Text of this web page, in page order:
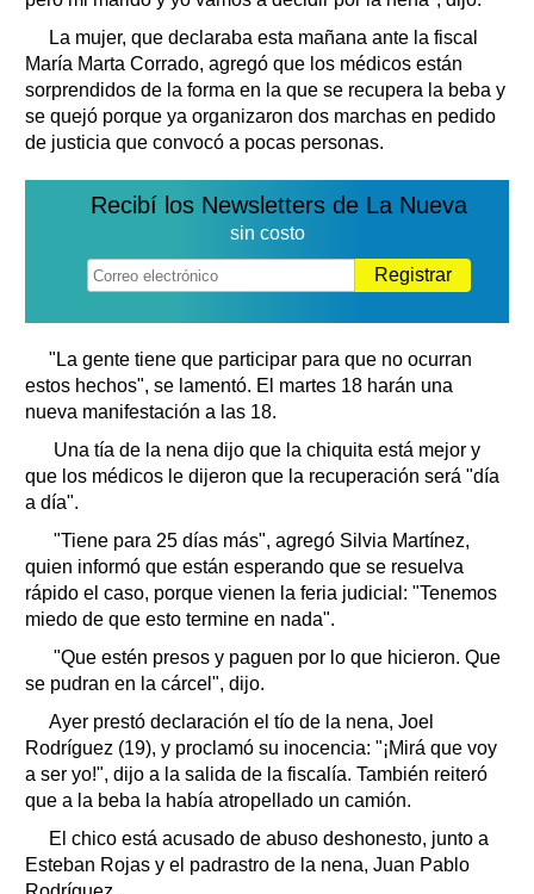
Loterías
Datos Útiles
Fúnebres
Edictos
Teléfonos de urgencia
La mujer, que declaraba esta mañana ante la fiscal
María Marta Corrado, agregó que los médicos están
sorprendidos de la forma en la que se recupera la beba y
se quejó porque ya organizaron dos marchas en pedido
de justicia que convocó a pocas personas.
Recibí los Newsletters de La Nueva
sin costo
Registrar
"La gente tiene que participar para que no ocurran
estos hechos", se lamentó. El martes 18 harán una
nueva manifestación a las 18.
Una tía de la nena dijo que la chiquita está mejor y
que los médicos le dijeron que la recuperación será "día
a día".
"Tiene para 25 días más", agregó Silvia Martínez,
quien informó que están esperando que se resuelva
rápido el caso, porque vienen la feria judicial: "Tenemos
miedo de que esto termine en nada".
"Que estén presos y paguen por lo que hicieron. Que
se pudran en la cárcel", dijo.
Ayer prestó declaración el tío de la nena, Joel
Rodríguez (19), y proclamó su inocencia: "¡Mirá que voy
a ser yo!", dijo a la salida de la fiscalía. También reiteró
que a la beba la había atropellado un camión.
El chico está acusado de abuso deshonesto, junto a
Esteban Rojas y el padrastro de la nena, Juan Pablo